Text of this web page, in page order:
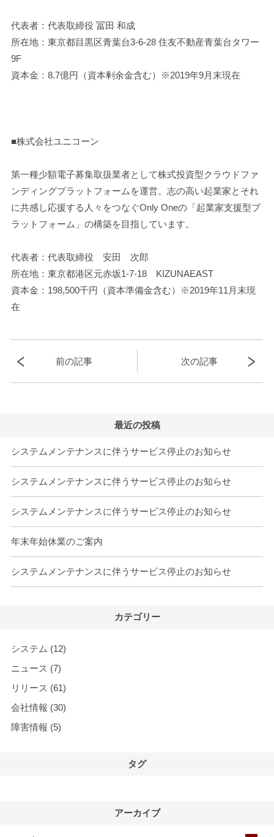
代表者：代表取締役 冨田 和成
所在地：東京都目黒区青葉台3-6-28 住友不動産青葉台タワー
9F
資本金：8.7億円（資本剰余金含む）※2019年9月末現在
■株式会社ユニコーン
第一種少額電子募集取扱業者として株式投資型クラウドファ
ンディングプラットフォームを運営。志の高い起業家とそれ
に共感し応援する人々をつなぐOnly Oneの「起業家支援型プ
ラットフォーム」の構築を目指しています。
代表者：代表取締役 安田 次郎
所在地：東京都港区元赤坂1-7-18 KIZUNAEAST
資本金：198,500千円（資本準備金含む）※2019年11月末現
在
前の記事 次の記事
最近の投稿
システムメンテナンスに伴うサービス停止のお知らせ
システムメンテナンスに伴うサービス停止のお知らせ
システムメンテナンスに伴うサービス停止のお知らせ
年末年始休業のご案内
システムメンテナンスに伴うサービス停止のお知らせ
カテゴリー
システム (12)
ニュース (7)
リリース (61)
会社情報 (30)
障害情報 (5)
タグ
アーカイブ